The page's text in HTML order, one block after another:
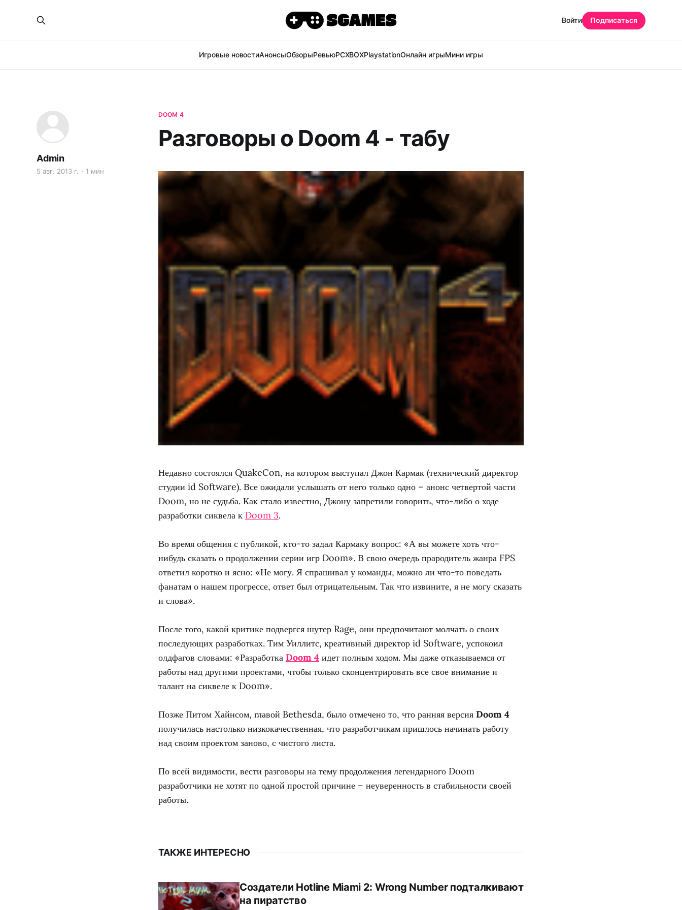
Игровые новостиАнонсыОбзорыРевьюPCXBOXPlaystationОнлайн игрыМини игры
Войти Подписаться
DOOM 4
Разговоры о Doom 4 - табу
Admin
5 авг. 2013 г. 1 мин
Недавно состоялся QuakeCon, на котором выступал Джон Кармак (технический директор
студии id Software). Все ожидали услышать от него только одно – анонс четвертой части
Doom, но не судьба. Как стало известно, Джону запретили говорить, что-либо о ходе
разработки сиквела к Doom 3.
Во время общения с публикой, кто-то задал Кармаку вопрос: «А вы можете хоть что-
нибудь сказать о продолжении серии игр Doom». В свою очередь прародитель жанра FPS
ответил коротко и ясно: «Не могу. Я спрашивал у команды, можно ли что-то поведать
фанатам о нашем прогрессе, ответ был отрицательным. Так что извините, я не могу сказать
и слова».
После того, какой критике подвергся шутер Rage, они предпочитают молчать о своих
последующих разработках. Тим Уиллитс, креативный директор id Software, успокоил
олдфагов словами: «Разработка Doom 4 идет полным ходом. Мы даже отказываемся от
работы над другими проектами, чтобы только сконцентрировать все свое внимание и
талант на сиквеле к Doom».
Позже Питом Хайнсом, главой Bethesda, было отмечено то, что ранняя версия Doom 4
получилась настолько низкокачественная, что разработчикам пришлось начинать работу
над своим проектом заново, с чистого листа.
По всей видимости, вести разговоры на тему продолжения легендарного Doom
разработчики не хотят по одной простой причине – неуверенность в стабильности своей
работы.
ТАКЖЕ ИНТЕРЕСНО
Создатели Hotline Miami 2: Wrong Number подталкивают
на пиратство